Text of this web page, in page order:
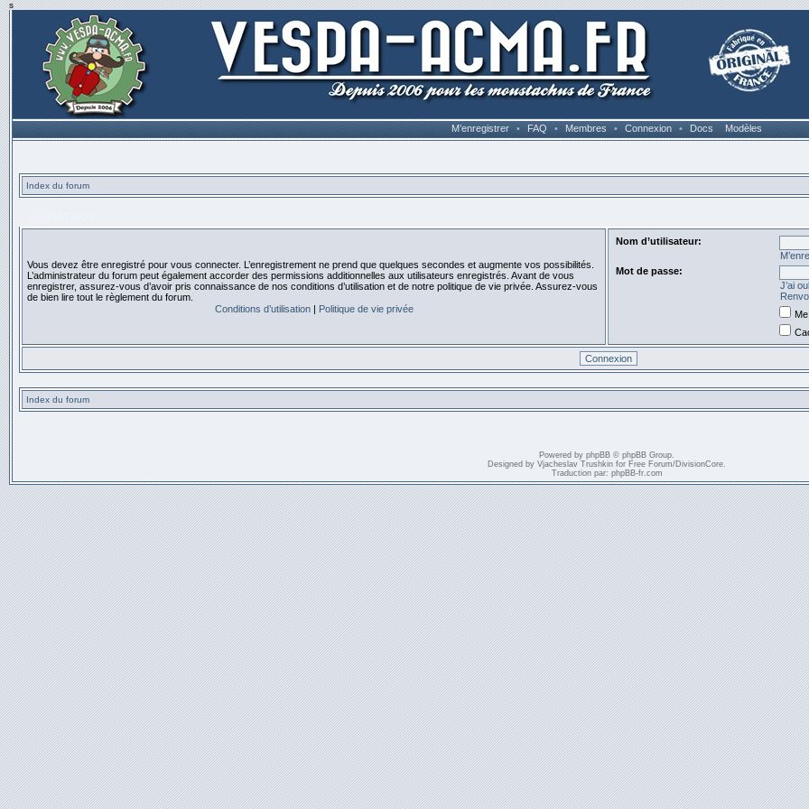
s
M’enregistrer • FAQ • Membres • Connexion • Docs Modèles
Index du forum
Vous devez être enregistré pour vous connecter. L’enregistrement ne prend que quelques secondes et augmente vos possibilités.
L’administrateur du forum peut également accorder des permissions additionnelles aux utilisateurs enregistrés. Avant de vous
enregistrer, assurez-vous d’avoir pris connaissance de nos conditions d’utilisation et de notre politique de vie privée. Assurez-vous
de bien lire tout le règlement du forum.
Conditions d’utilisation| Politique de vie privée
Nom d’utilisateur:
Mot de passe:
J’ai
Index du forum
Powered by phpBB © phpBB Group.
Designed by Vjacheslav Trushkin for Free Forum/DivisionCore.
Traduction par: phpBB-fr.com